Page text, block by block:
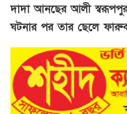
দাদা আনছের আলী
ঘটনার পর তার ছেলে